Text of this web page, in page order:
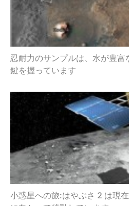
忍耐力のサンプルは、水が豊富
鍵を握っています
小惑星への旅:はやぶさ 2 は現